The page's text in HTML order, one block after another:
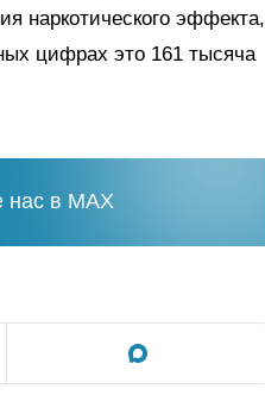
наркотического эффекта,
цифрах это 161 тысяча
нас в MAX